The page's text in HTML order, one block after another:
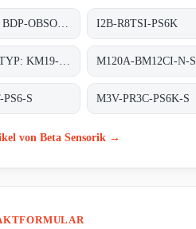
I2B-R8TSI-PS6K
M120A-BM12CI-N-S
S M3V-PR3C-PS6K-S
von Beta Sensorik →